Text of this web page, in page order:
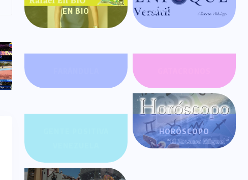
EN BIO ENFOQUE VERSÁTIL
HORÓSCOPO